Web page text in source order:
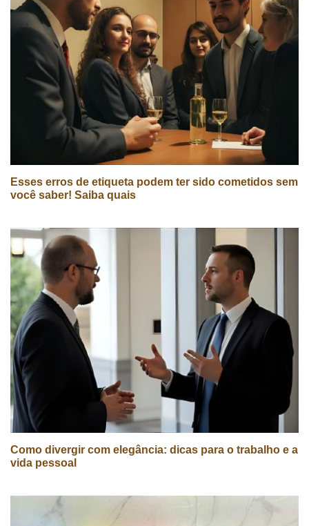
Esses erros de etiqueta podem ter sido cometidos sem
você saber! Saiba quais
Como divergir com elegância: dicas para o trabalho e a
vida pessoal